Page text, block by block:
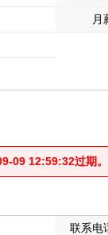
月
09 12:59:32过期。
联系电